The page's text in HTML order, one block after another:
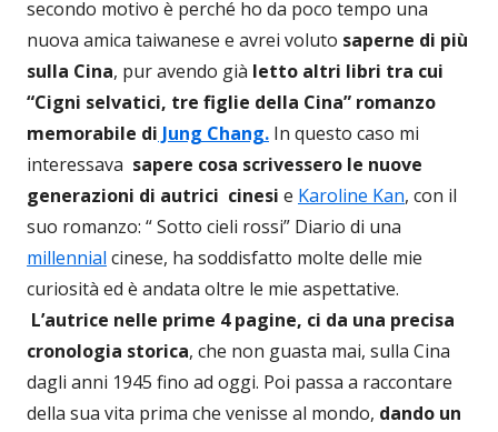
secondo motivo è perché ho da poco tempo una
nuova amica taiwanese e avrei voluto saperne di più
sulla Cina, pur avendo già letto altri libri tra cui
“Cigni selvatici, tre figlie della Cina” romanzo
memorabile di Jung Chang. In questo caso mi
interessava sapere cosa scrivessero le nuove
generazioni di autrici cinesi e Karoline Kan, con il
suo romanzo: “ Sotto cieli rossi” Diario di una
millennial cinese, ha soddisfatto molte delle mie
curiosità ed è andata oltre le mie aspettative.
L’autrice nelle prime 4 pagine, ci da una precisa
cronologia storica, che non guasta mai, sulla Cina
dagli anni 1945 fino ad oggi. Poi passa a raccontare
della sua vita prima che venisse al mondo, dando un